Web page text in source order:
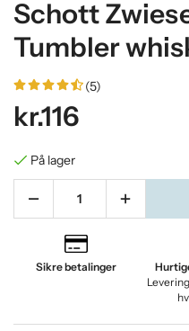
Schott
Tumbler
(5)
kr.116
På lager
Sikre betalinger